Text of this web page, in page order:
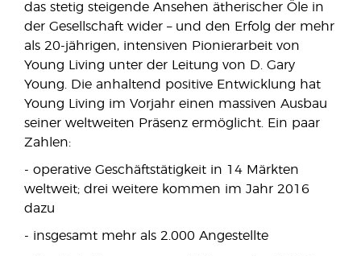
das stetig steigende Ansehen ätherischer Öle in
der Gesellschaft wider – und den Erfolg der mehr
als 20-jährigen, intensiven Pionierarbeit von
Young Living unter der Leitung von D. Gary
Young. Die anhaltend positive Entwicklung hat
Young Living im Vorjahr einen massiven Ausbau
seiner weltweiten Präsenz ermöglicht. Ein paar
Zahlen:
- operative Geschäftstätigkeit in 14 Märkten
weltweit; drei weitere kommen im Jahr 2016
dazu
- insgesamt mehr als 2.000 Angestellte